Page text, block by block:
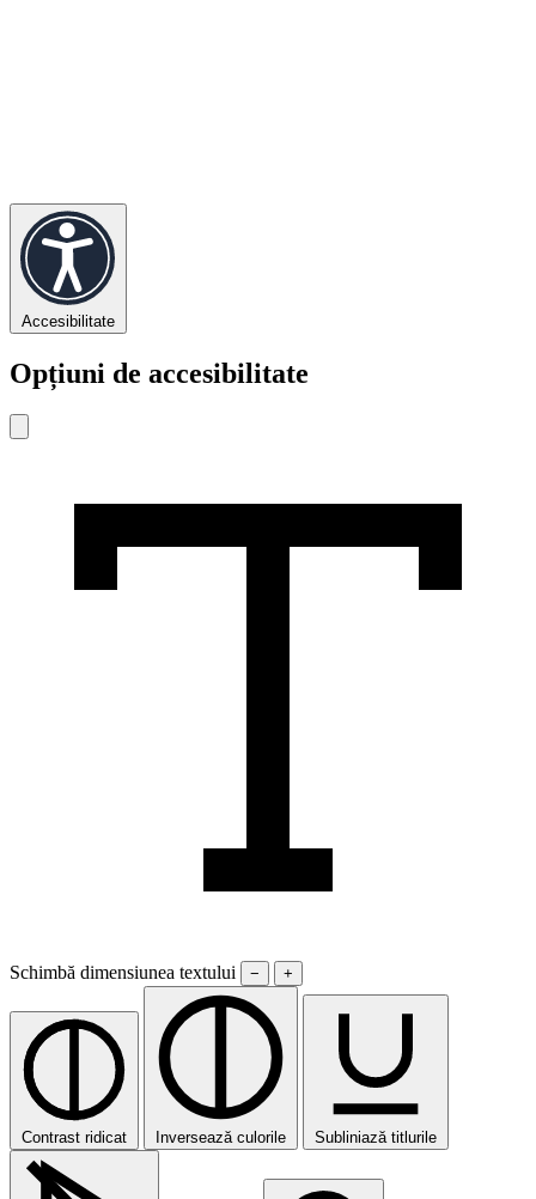
Accesibilitate
Opțiuni de accesibilitate
Schimbă dimensiunea textului − +
Contrast ridicat Inversează culorile Subliniază titlurile